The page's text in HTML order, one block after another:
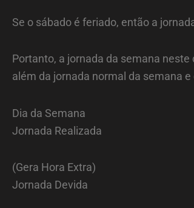
Se o sábado é feriado, então a
Portanto, a jornada da semana
além da jornada normal da semana
Dia da Semana
Jornada Realizada
(Gera Hora Extra)
Jornada Devida